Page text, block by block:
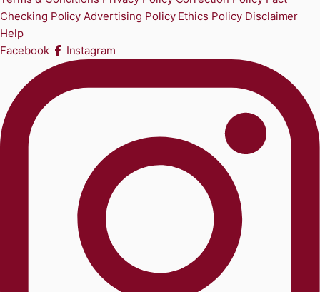
Checking Policy Advertising Policy Ethics Policy Disclaimer
Help
Facebook
Instagram